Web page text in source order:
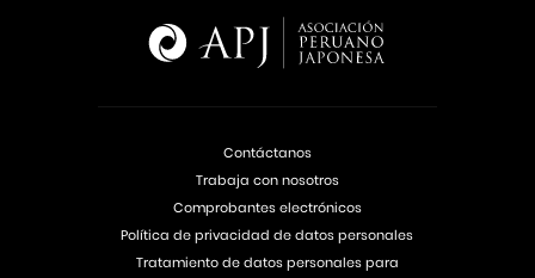
Contáctanos
Trabaja con nosotros
Comprobantes electrónicos
Política de privacidad de datos personales
Tratamiento de datos personales para